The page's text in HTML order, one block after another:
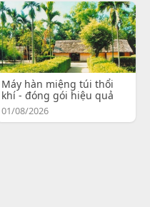
Máy hàn miệng túi thổi
khí - đóng gói hiệu quả
01/08/2026